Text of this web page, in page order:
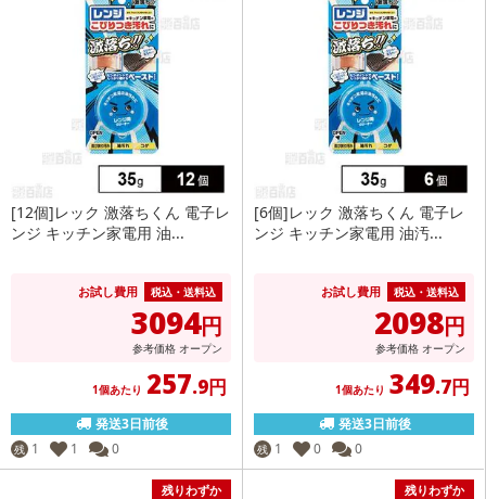
[12個]レック 激落ちくん 電子レ
ンジ キッチン家電用 油...
お試し費用 税込・送料込
3094円
参考価格 オープン
1個あたり 257.9円
発送3日前後
残 1 1 0
[6個]レック 激落ちくん 電子レ
ンジ キッチン家電用 油汚...
お試し費用 税込・送料込
2098円
参考価格 オープン
1個あたり 349.7円
発送3日前後
残 1 0 0
残りわずか 残りわずか